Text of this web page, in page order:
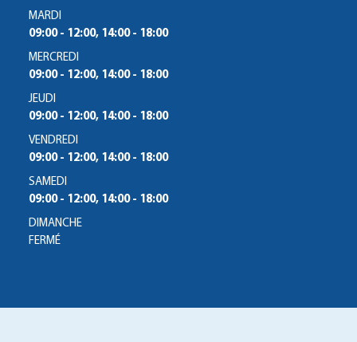
MARDI
09:00 - 12:00, 14:00 - 18:00
MERCREDI
09:00 - 12:00, 14:00 - 18:00
JEUDI
09:00 - 12:00, 14:00 - 18:00
VENDREDI
09:00 - 12:00, 14:00 - 18:00
SAMEDI
09:00 - 12:00, 14:00 - 18:00
DIMANCHE
FERMÉ